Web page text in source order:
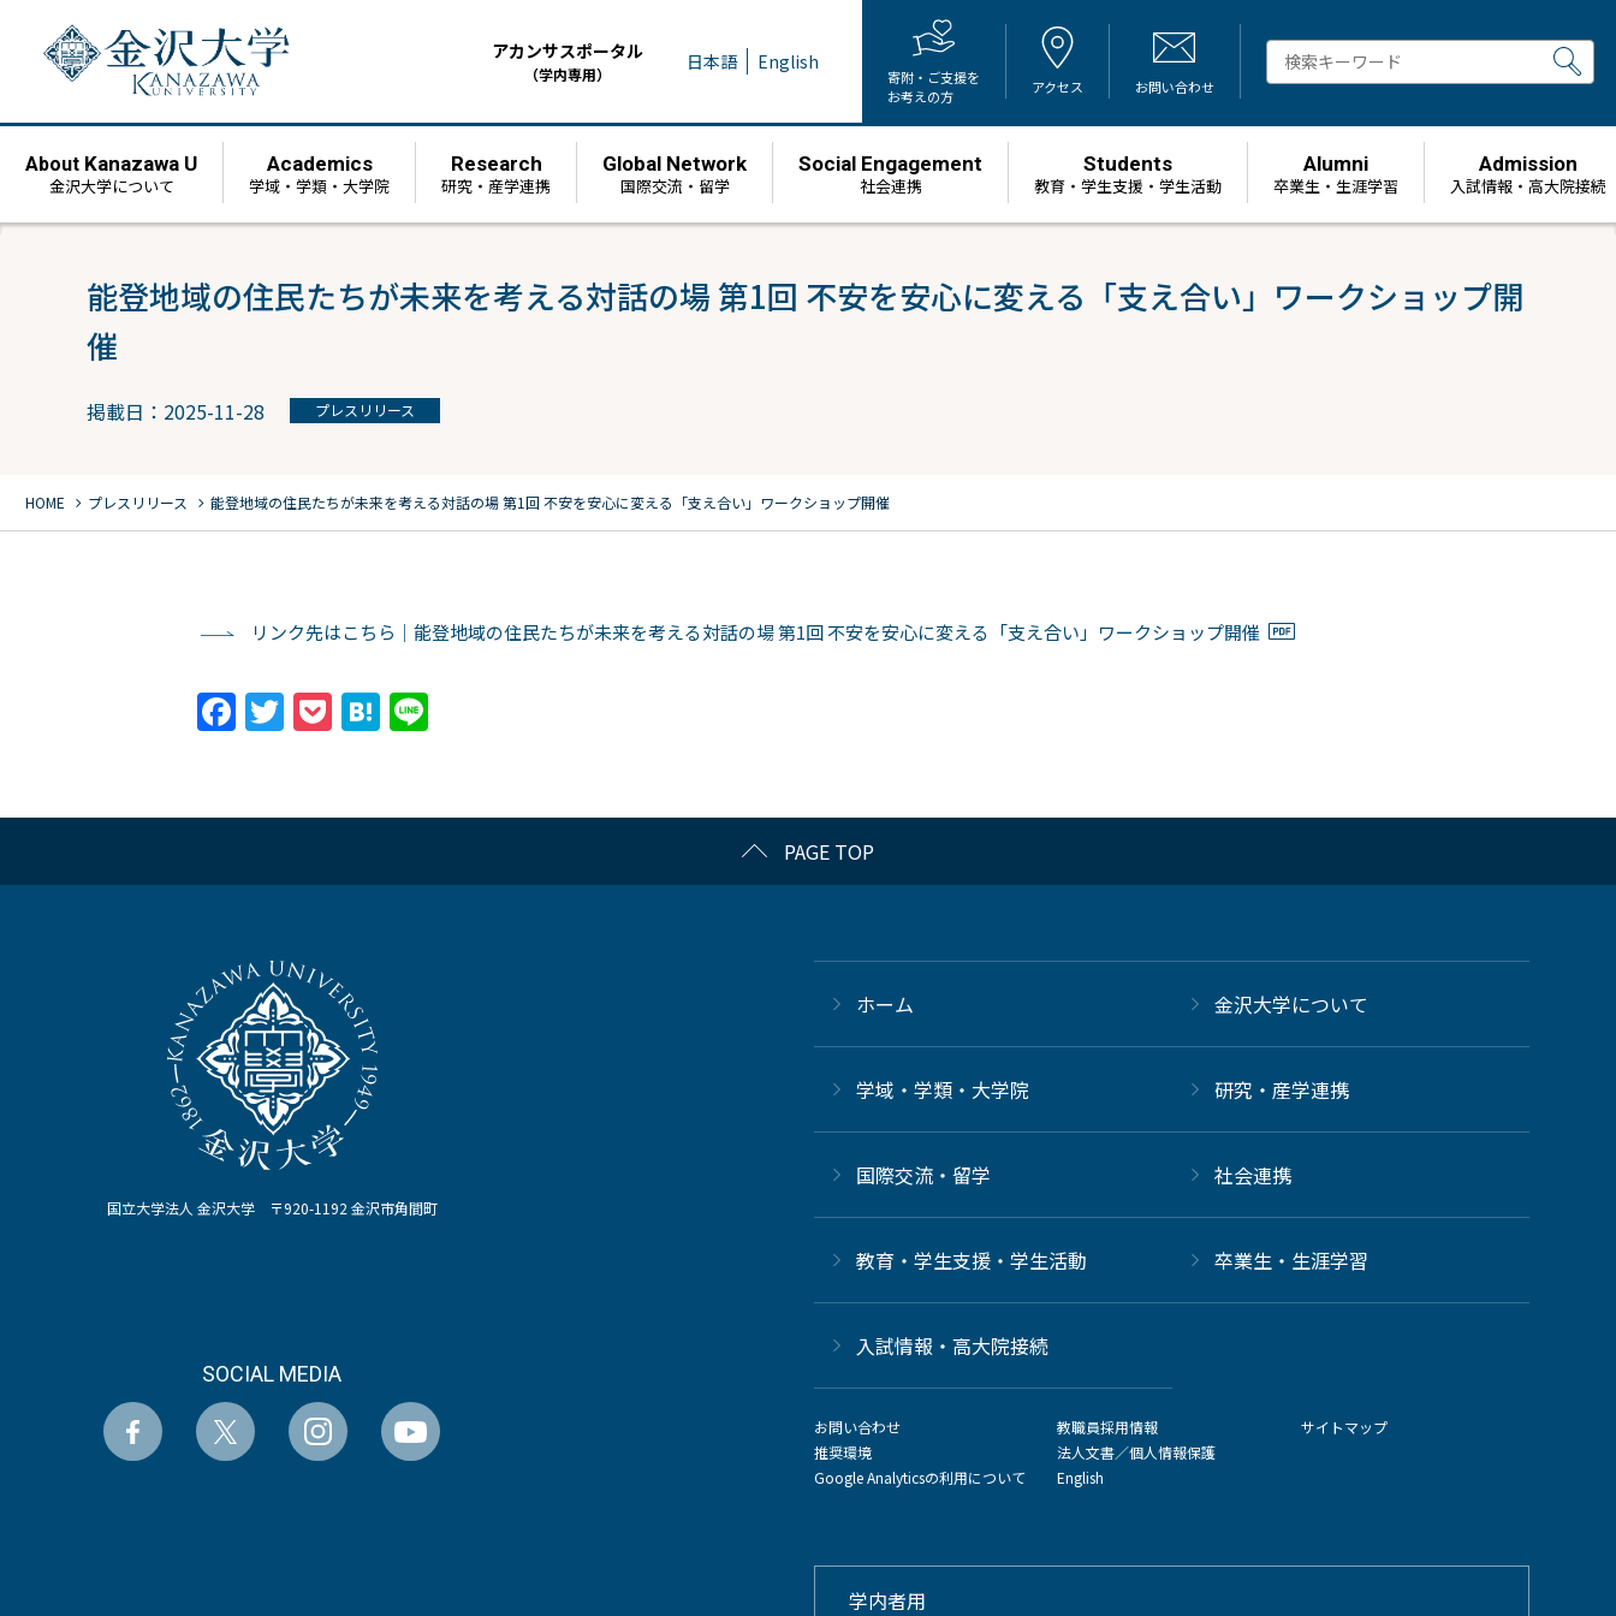
アカンサスポータル
（学内専用） 日本語 English
寄附・ご支援を
お考えの方
アクセス お問い合わせ
About Kanazawa U
金沢大学について
Academics
学域・学類・大学院
Research
研究・産学連携
Global Network
国際交流・留学
Social Engagement
社会連携
Students
教育・学生支援・学生活動
Alumni
卒業生・生涯学習
Admission
⼊試情報・高大院接続
能登地域の住民たちが未来を考える対話の場 第1回 不安を安心に変える「支え合い」ワークショップ開
催
掲載日：2025-11-28 プレスリリース
HOME chevron_right プレスリリース chevron_right 能登地域の住民たちが未来を考える対話の場 第1回 不安を安心に変える「支え合い」ワークショップ開催
リンク先はこちら｜能登地域の住民たちが未来を考える対話の場 第1回 不安を安心に変える「支え合い」ワークショップ開催
Facebook
Twitter
PocketHatena
PAGE TOP
国立大学法人 金沢大学 〒920-1192 金沢市角間町
SOCIAL MEDIA
ホーム 金沢大学について
学域・学類・大学院 研究・産学連携
国際交流・留学 社会連携
教育・学生支援・学生活動 卒業生・生涯学習
⼊試情報・高大院接続
お問い合わせ
推奨環境
Google Analyticsの利用について
教職員採用情報
法人文書／個人情報保護
English
サイトマップ
学内者用